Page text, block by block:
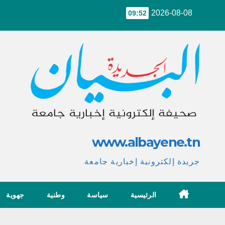
2026-08-08
09:52
www.albayene.tn
جريدة إلكترونية إخبارية جامعة
الرئيسية سياسة وطنية جهوية